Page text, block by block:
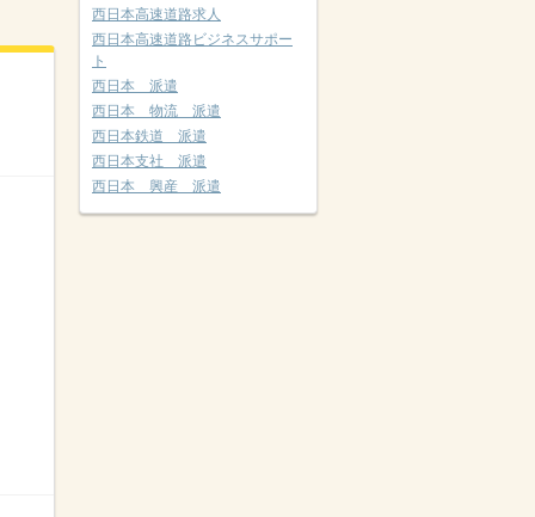
西日本高速道路求人
西日本高速道路ビジネスサポー
ト
西日本 派遣
西日本 物流 派遣
西日本鉄道 派遣
西日本支社 派遣
西日本 興産 派遣